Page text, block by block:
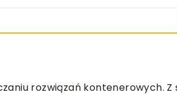
rozwiązań kontenerowych.